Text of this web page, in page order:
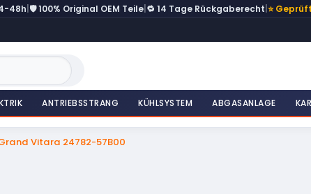
48h 🛡️ 100% Original OEM Teile 🔁 14 Tage Rückgaberecht ⭐
ANTRIEBSSTRANG KÜHLSYSTEM ABGASANLAGE
Vitara 24782-57B00